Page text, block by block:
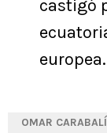
castigó
europea.
OMAR CARABALÍ